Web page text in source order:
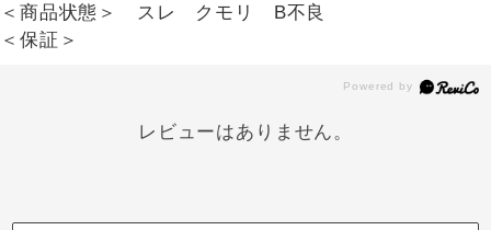
＜商品状態＞ スレ クモリ B不良
＜保証＞
レビューはありません。